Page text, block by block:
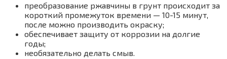
преобразование ржавчины в грунт происходит за
короткий промежуток времени — 10-15 минут,
после можно производить окраску;
обеспечивает защиту от коррозии на долгие
годы;
необязательно делать смыв.